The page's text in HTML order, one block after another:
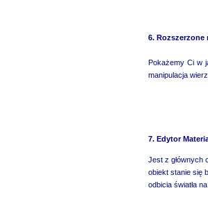
6. Rozszerzone
Pokażemy Ci w
manipulacja
7. Edytor
Jest z głównych
obiekt stanie się
odbicia światła